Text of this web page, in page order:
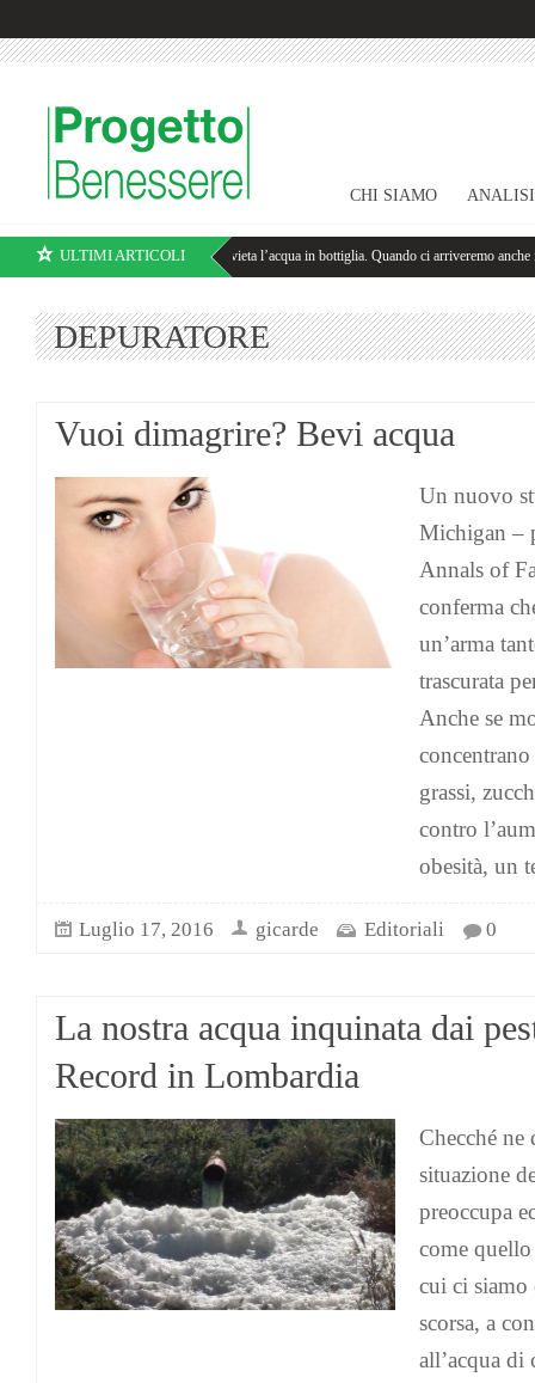
CHI SIAMO ANALISI
ULTIMI ARTICOLI
Blue Mind Amburgo vieta l’acqua in bottiglia. Quando ci arriveremo anche in Italia?
DEPURATORE
Vuoi dimagrire? Bevi acqua
Un nuovo
Michigan –
Annals of
conferma
un’arma
trascurata
Anche se
grassi,
contro
obesità, un
Luglio 17, 2016 gicarde Editoriali 0
La nostra acqua inquinata dai
Record in Lombardia
Checché ne
situazione
preoccupa
come
cui ci siamo
scorsa, a
all’acqua di